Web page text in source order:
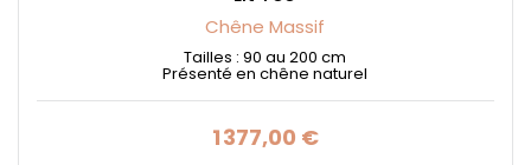
Chêne Massif
Tailles : 90 au 200 cm
Présenté en chêne naturel
Prix
1 377,00 €